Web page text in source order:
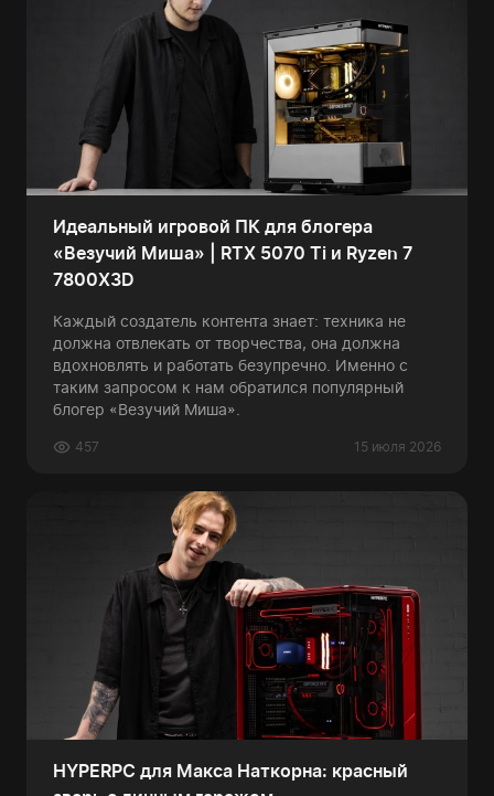
Идеальный игровой ПК для блогера
«Везучий Миша» | RTX 5070 Ti и Ryzen 7
7800X3D
Каждый создатель контента знает: техника не
должна отвлекать от творчества, она должна
вдохновлять и работать безупречно. Именно с
таким запросом к нам обратился популярный
блогер «Везучий Миша».
15 июля 2026
457
HYPERPC для Макса Наткорна: красный